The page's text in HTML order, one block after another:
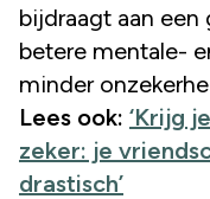
bijdraagt aan een
betere mentale-
minder
Lees ook: ‘Krijg
zeker: je
drastisch’